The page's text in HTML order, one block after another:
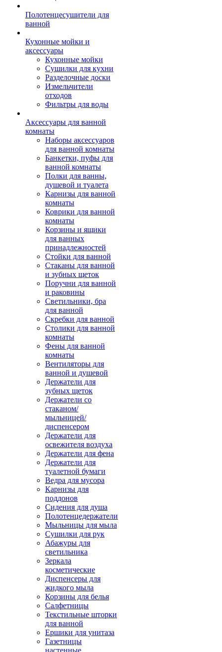
Полотенцесушители для
ванной
Кухонные мойки и
аксессуары
Кухонные мойки
Сушилки для кухни
Разделочные доски
Измельчители
отходов
Фильтры для воды
Аксессуары для ванной
комнаты
Наборы аксессуаров
для ванной комнаты
Банкетки, пуфы для
ванной комнаты
Полки для ванны,
душевой и туалета
Карнизы для ванной
комнаты
Коврики для ванной
комнаты
Корзины и ящики
для ванных
принадлежностей
Стойки для ванной
Стаканы для ванной
и зубных щеток
Поручни для ванной
и раковины
Светильники, бра
для ванной
Скребки для ванной
Столики для ванной
комнаты
Фены для ванной
комнаты
Вентиляторы для
ванной и душевой
Держатели для
зубных щеток
Держатели со
стаканом/
мыльницей/
диспенсером
Держатели для
освежителя воздуха
Держатели для фена
Держатели для
туалетной бумаги
Ведра для мусора
Карнизы для
поддонов
Сидения для душа
Полотенцедержатели
Мыльницы для мыла
Сушилки для рук
Абажуры для
светильника
Зеркала
косметические
Диспенсеры для
жидкого мыла
Корзины для белья
Салфетницы
Текстильные шторки
для ванной
Ершики для унитаза
Газетницы
настенные